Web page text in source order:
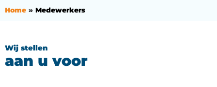
Home Medewerkers
Wij stellen
aan u voor